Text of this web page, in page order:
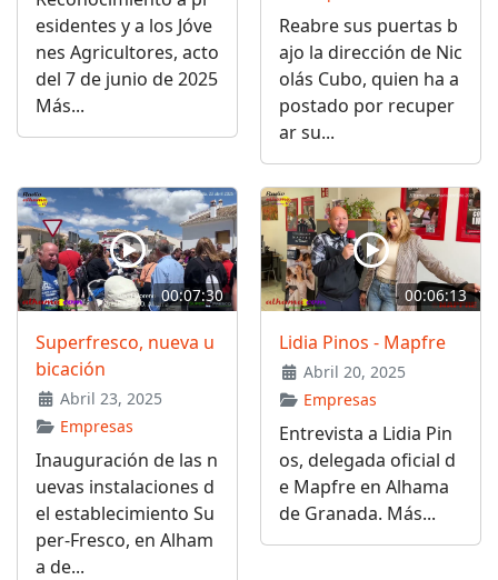
esidentes y a los Jóve
nes Agricultores, acto
del 7 de junio de 2025
Más...
Reabre sus puertas b
ajo la dirección de Nic
olás Cubo, quien ha a
postado por recuper
ar su...
00:07:30
Superfresco, nueva u
bicación
Abril 23, 2025
Empresas
Inauguración de las n
uevas instalaciones d
el establecimiento Su
per-Fresco, en Alham
a de...
00:06:13
Lidia Pinos - Mapfre
Abril 20, 2025
Empresas
Entrevista a Lidia Pin
os, delegada oficial d
e Mapfre en Alhama
de Granada. Más...